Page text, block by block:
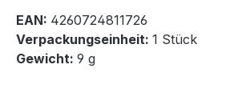
EAN: 4260724811726
Verpackungseinheit: 1 Stück
Gewicht: 9 g